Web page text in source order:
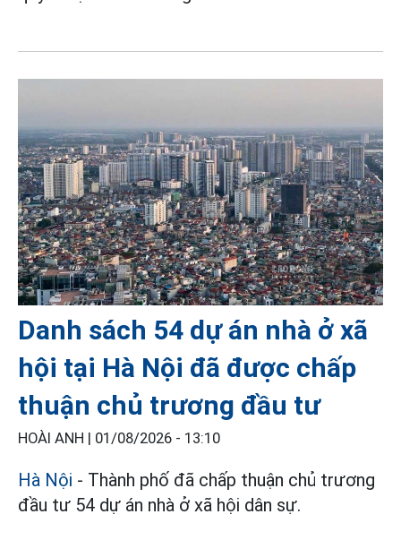
Danh sách 54 dự án nhà ở xã
hội tại Hà Nội đã được chấp
thuận chủ trương đầu tư
HOÀI ANH | 01/08/2026 - 13:10
Hà Nội - Thành phố đã chấp thuận chủ trương
đầu tư 54 dự án nhà ở xã hội dân sự.